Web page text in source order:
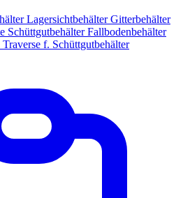
LagersichtbehälterGitterbehälter
SchüttgutbehälterFallbodenbehälter
Traverse f. Schüttgutbehälter